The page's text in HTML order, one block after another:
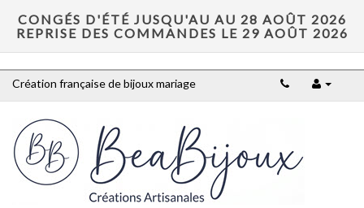
CONGÉS D'ÉTÉ JUSQU'AU AU 28 AOÛT 2026
REPRISE DES COMMANDES LE 29 AOÛT 2026
Création française de bijoux mariage